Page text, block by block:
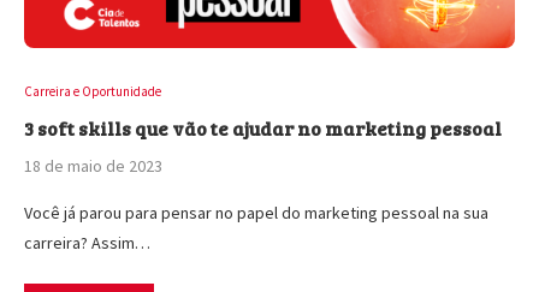
Carreira e Oportunidade
3 soft skills que vão te ajudar no marketing pessoal
18 de maio de 2023
Você já parou para pensar no papel do marketing pessoal na sua
carreira? Assim…